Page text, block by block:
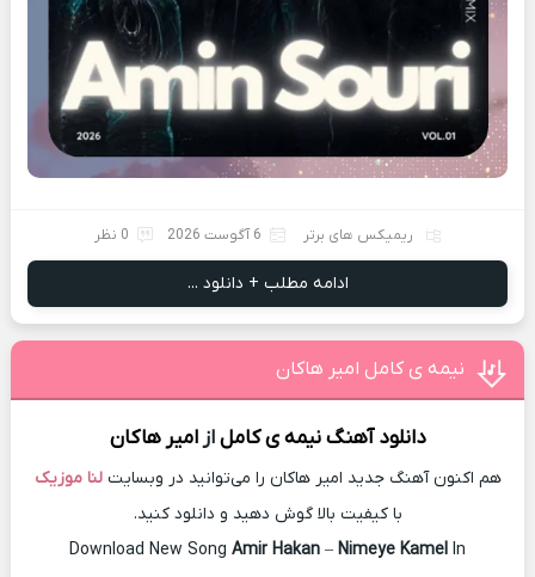
ریمیکس های برتر 6 آگوست 2026 0 نظر
ادامه مطلب + دانلود ...
نیمه ی کامل امیر هاکان
دانلود آهنگ نیمه ی کاملازامیر هاکان
هم اکنون آهنگ جدید امیر هاکان را می‌توانید در وبسایتلنا موزیک
با کیفیت بالا گوش دهید و دانلود کنید.
Download New Song Amir Hakan – Nimeye Kamel In